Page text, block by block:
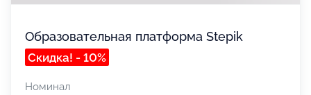
Образовательная платформа Stepik
Скидка! - 10%
Номинал